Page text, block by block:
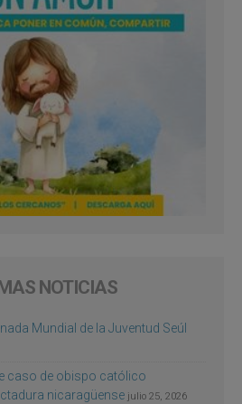
NOTICIAS
Mundial de la Juventud Seúl
caso de obispo católico
nicaragüense julio 25, 2026